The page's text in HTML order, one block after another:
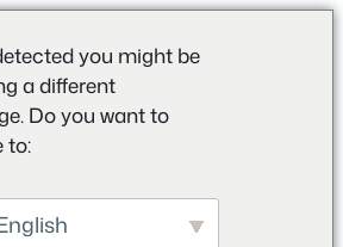
you might be
a different
Do you want to
to: